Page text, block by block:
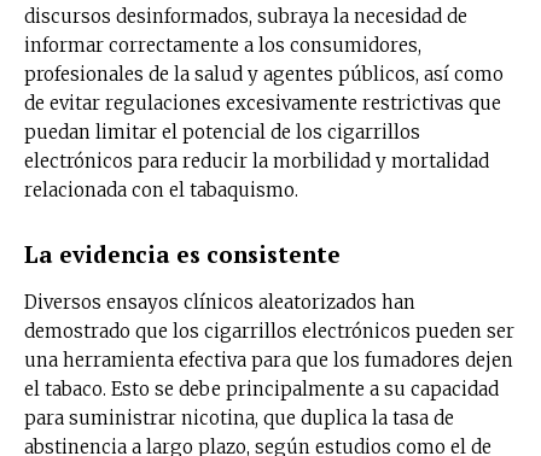
discursos desinformados, subraya la necesidad de
informar correctamente a los consumidores,
profesionales de la salud y agentes públicos, así como
de evitar regulaciones excesivamente restrictivas que
puedan limitar el potencial de los cigarrillos
electrónicos para reducir la morbilidad y mortalidad
relacionada con el tabaquismo.
La evidencia es consistente
Diversos ensayos clínicos aleatorizados han
demostrado que los cigarrillos electrónicos pueden ser
una herramienta efectiva para que los fumadores dejen
el tabaco. Esto se debe principalmente a su capacidad
para suministrar nicotina, que duplica la tasa de
abstinencia a largo plazo, según estudios como el de